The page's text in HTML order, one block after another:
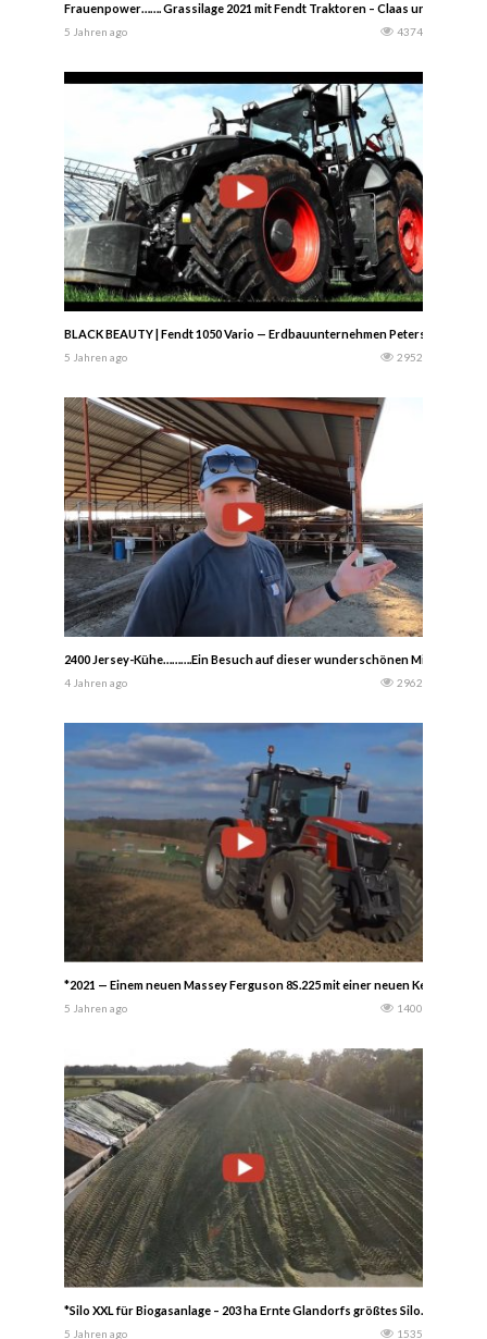
Frauenpower……. Grassilage 2021 mit Fendt Traktoren – Claas und
5 Jahren ago 4374
BLACK BEAUTY | Fendt 1050 Vario — Erdbauunternehmen Peters – Auch
5 Jahren ago 2952
2400 Jersey-Kühe……….Ein Besuch auf dieser wunderschönen Milchfarm in
4 Jahren ago 2962
*2021 — Einem neuen Massey Ferguson 8S.225 mit einer neuen Kelly
5 Jahren ago 1400
*Silo XXL für Biogasanlage – 203 ha Ernte Glandorfs größtes Silo. Es wiegt
5 Jahren ago 1535